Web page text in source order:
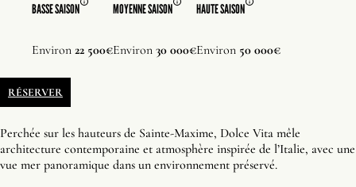
BASSE SAISON
Environ 22 500€
MOYENNE SAISON
Environ 30 000€
HAUTE SAISON
Environ 50 000€
Perchée sur les hauteurs de Sainte-Maxime, Dolce Vita mêle
architecture contemporaine et atmosphère inspirée de l’Italie, avec une
vue mer panoramique dans un environnement préservé.
RÉSERVER